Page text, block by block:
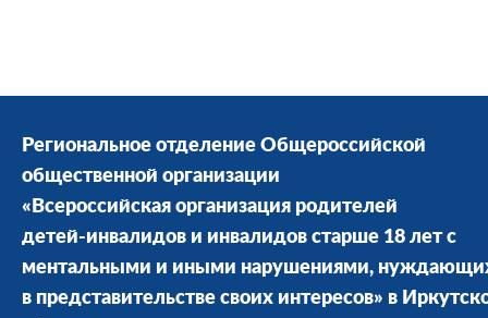
Региональное отделение Общероссийской
общественной организации
«Всероссийская организация родителей
детей-инвалидов и инвалидов старше 18 лет с
ментальными и иными нарушениями,
в представительстве своих интересов» в